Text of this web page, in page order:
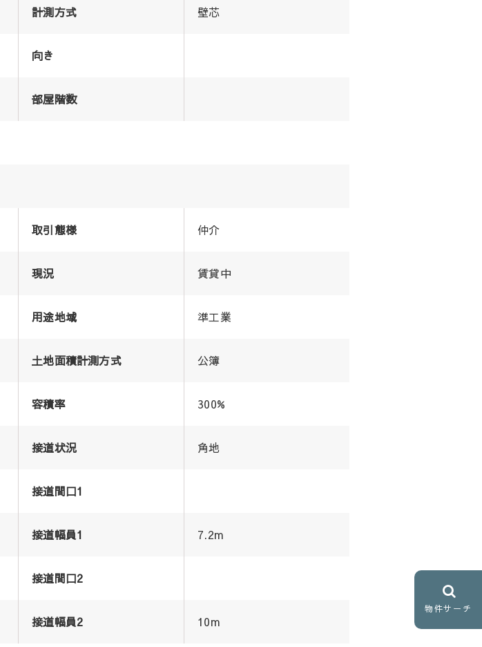
計測方式 壁芯
向き
部屋階数
取引態様 仲介
現況 賃貸中
用途地域 準工業
土地面積計測方式 公簿
容積率 300%
接道状況 角地
接道間口1
接道幅員1 7.2m
接道間口2
接道幅員2 10m
物件サーチ